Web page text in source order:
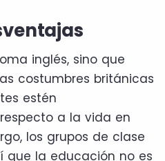
inglés, sino que
costumbres británicas
estén
a la vida en
los grupos de clase
que la educación no es